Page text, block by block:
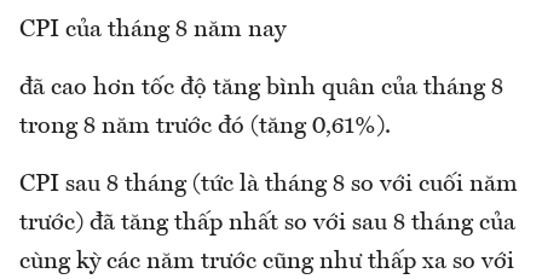
CPI của tháng 8 năm nay
đã cao hơn tốc độ tăng bình quân của tháng 8
trong 8 năm trước đó (tăng 0,61%).
CPI sau 8 tháng (tức là tháng 8 so với cuối năm
trước) đã tăng thấp nhất so với sau 8 tháng của
cùng kỳ các năm trước cũng như thấp xa so với